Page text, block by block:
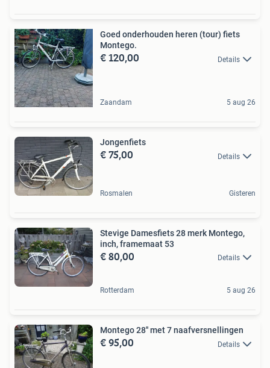
Goed onderhouden heren (tour) fiets
Montego.
€ 120,00 Details
Zaandam 5 aug 26
Jongenfiets
€ 75,00 Details
Rosmalen Gisteren
Stevige Damesfiets 28 merk Montego,
inch, framemaat 53
€ 80,00 Details
Rotterdam 5 aug 26
Montego 28'' met 7 naafversnellingen
€ 95,00 Details